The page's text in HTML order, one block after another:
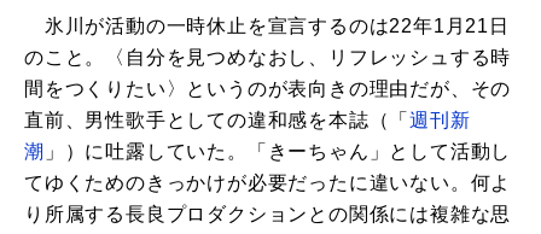
氷川が活動の一時休止を宣言するのは22年1月21日
のこと。〈自分を見つめなおし、リフレッシュする時
間をつくりたい〉というのが表向きの理由だが、その
直前、男性歌手としての違和感を本誌（「週刊新
潮 」）に吐露していた。「きーちゃん」として活動し
てゆくためのきっかけが必要だったに違いない。何よ
り所属する長良プロダクションとの関係には複雑な思